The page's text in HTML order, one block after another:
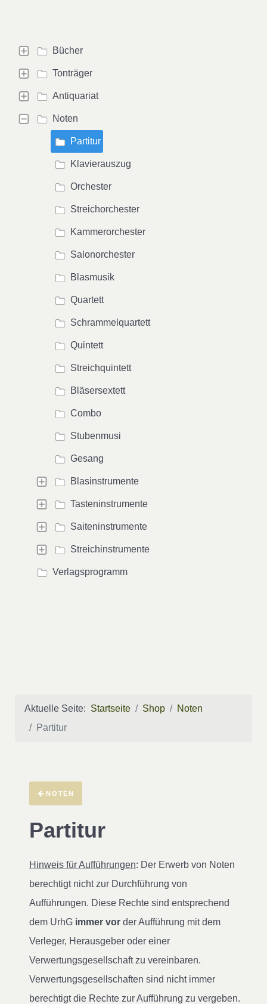
Bücher
Tonträger
Antiquariat
Noten
Partitur
Klavierauszug
Orchester
Streichorchester
Kammerorchester
Salonorchester
Blasmusik
Quartett
Schrammelquartett
Quintett
Streichquintett
Bläsersextett
Combo
Stubenmusi
Gesang
Blasinstrumente
Tasteninstrumente
Saiteninstrumente
Streichinstrumente
Verlagsprogramm
Aktuelle Seite: Startseite Shop
Noten
Partitur
NOTEN
Partitur
Hinweis für Aufführungen: Der Erwerb von Noten
berechtigt nicht zur Durchführung von
Aufführungen. Diese Rechte sind entsprechend
dem UrhG immer vor der Aufführung mit dem
Verleger, Herausgeber oder einer
Verwertungsgesellschaft zu vereinbaren.
Verwertungsgesellschaften sind nicht immer
berechtigt die Rechte zur Aufführung zu vergeben.